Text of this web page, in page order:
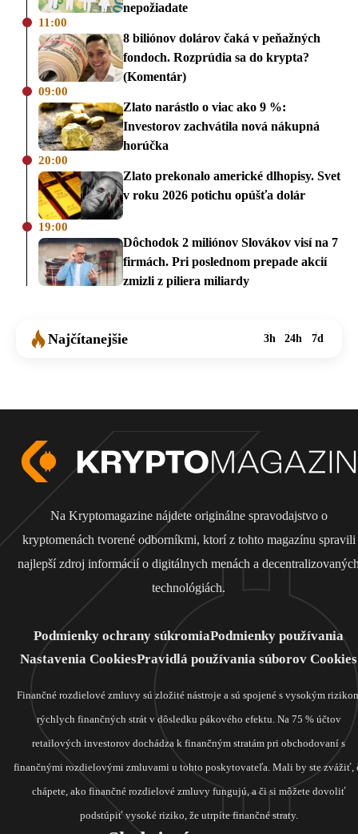
nepožiadate
11:00
8 biliónov dolárov čaká v peňažných
fondoch. Rozprúdia sa do krypta?
(Komentár)
09:00
Zlato narástlo o viac ako 9 %:
Investorov zachvátila nová nákupná
horúčka
20:00
Zlato prekonalo americké dlhopisy. Svet
v roku 2026 potichu opúšťa dolár
19:00
Dôchodok 2 miliónov Slovákov visí na 7
firmách. Pri poslednom prepade akcií
zmizli z piliera miliardy
Najčítanejšie 3h 24h 7d
Na Kryptomagazine nájdete originálne spravodajstvo o
kryptomenách tvorené odborníkmi, ktorí z tohto magazínu spravili
najlepší zdroj informácií o digitálnych menách a
technológiách.
Podmienky ochrany súkromiaPodmienky používania
Nastavenia CookiesPravidlá používania súborov Cookies
Finančné rozdielové zmluvy sú zložité nástroje a sú spojené s vysokým
rýchlych finančných strát v dôsledku pákového efektu. Na 75 % účtov
retailových investorov dochádza k finančným stratám pri obchodovaní s
finančnými rozdielovými zmluvami u tohto poskytovateľa. Mali by ste zvážiť,
chápete, ako finančné rozdielové zmluvy fungujú, a či si môžete dovoliť
podstúpiť vysoké riziko, že utrpíte finančné straty.